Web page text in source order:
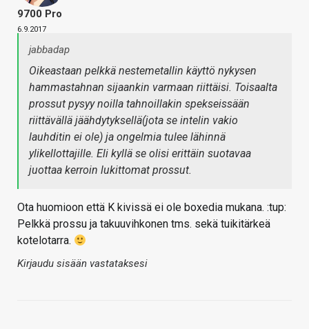
9700 Pro
6.9.2017
jabbadap
Oikeastaan pelkkä nestemetallin käyttö nykysen
hammastahnan sijaankin varmaan riittäisi. Toisaalta
prossut pysyy noilla tahnoillakin spekseissään
riittävällä jäähdytyksellä(jota se intelin vakio
lauhditin ei ole) ja ongelmia tulee lähinnä
ylikellottajille. Eli kyllä se olisi erittäin suotavaa
juottaa kerroin lukittomat prossut.
Ota huomioon että K kivissä ei ole boxedia mukana. :tup:
Pelkkä prossu ja takuuvihkonen tms. sekä tuikitärkeä
kotelotarra.
Kirjaudu sisään vastataksesi